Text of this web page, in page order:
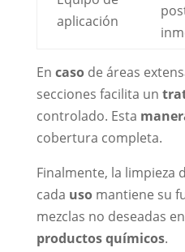
aplicación
En casode áreas
secciones facilita un
controlado. Esta
cobertura completa.
Finalmente, la limpieza
cada usomantiene su
mezclas no deseadas
productos químicos.